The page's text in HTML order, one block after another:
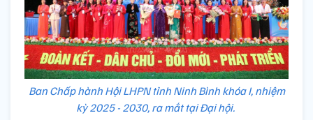
Ban Chấp hành Hội LHPN tỉnh Ninh Bình khóa I, nhiệm
kỳ 2025 - 2030, ra mắt tại Đại hội.